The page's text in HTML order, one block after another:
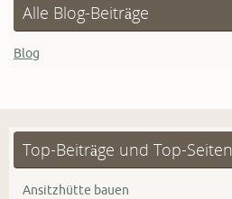
Alle Blog-Beiträge
Blog
Top-Beiträge und Top-Seiten
Ansitzhütte bauen